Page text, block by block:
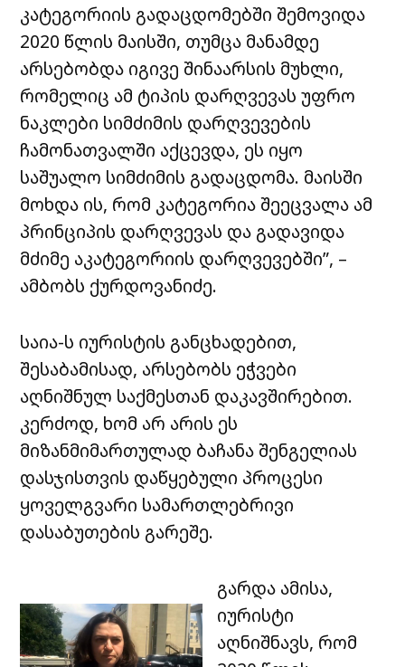
კატეგორიის გადაცდომებში შემოვიდა
2020 წლის მაისში, თუმცა მანამდე
არსებობდა იგივე შინაარსის მუხლი,
რომელიც ამ ტიპის დარღვევას უფრო
ნაკლები სიმძიმის დარღვევების
ჩამონათვალში აქცევდა, ეს იყო
საშუალო სიმძიმის გადაცდომა. მაისში
მოხდა ის, რომ კატეგორია შეეცვალა ამ
პრინციპის დარღვევას და გადავიდა
მძიმე აკატეგორიის დარღვევებში”, –
ამბობს ქურდოვანიძე.
საია-ს იურისტის განცხადებით,
შესაბამისად, არსებობს ეჭვები
აღნიშნულ საქმესთან დაკავშირებით.
კერძოდ, ხომ არ არის ეს
მიზანმიმართულად ბაჩანა შენგელიას
დასჯისთვის დაწყებული პროცესი
ყოველგვარი სამართლებრივი
დასაბუთების გარეშე.
გარდა ამისა,
იურისტი
აღნიშნავს, რომ